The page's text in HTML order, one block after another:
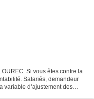
Si vous êtes contre la
Salariés, demandeur
variable d’ajustement des